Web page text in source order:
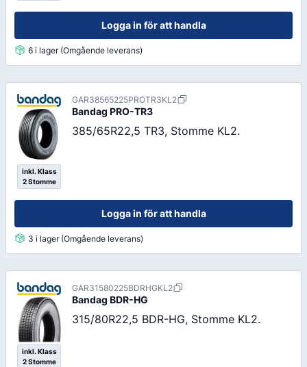
Logga in för att handla
6 i lager (Omgående leverans)
inkl. Klass
2 Stomme
GAR38565225PROTR3KL2
Bandag PRO-TR3
385/65R22,5 TR3, Stomme KL2.
Logga in för att handla
3 i lager (Omgående leverans)
inkl. Klass
2 Stomme
GAR31580225BDRHGKL2
Bandag BDR-HG
315/80R22,5 BDR-HG, Stomme KL2.